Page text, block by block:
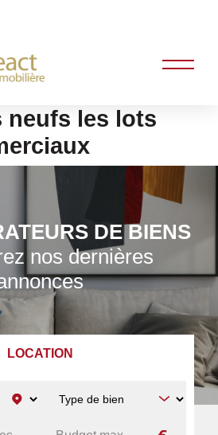
neufs les lots
DE BIENS
nos dernières
LOCATION